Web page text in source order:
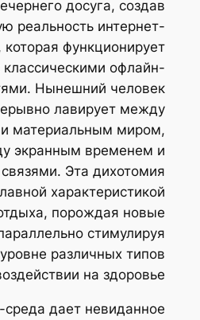
досуга, создав
реальность интернет-
которая функционирует
классическими офлайн-
Нынешний человек
лавирует между
материальным миром,
экранным временем и
Эта дихотомия
характеристикой
порождая новые
стимулируя
различных типов
на здоровье.
среда дает невиданное